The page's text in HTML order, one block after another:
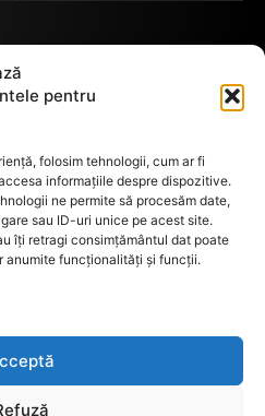
pentru
folosim tehnologii, cum ar fi
informațiile despre dispozitive.
ne permite să procesăm date,
sau ID-uri unice pe acest site.
îți retragi consimțământul dat poate
anumite funcționalități și funcții.